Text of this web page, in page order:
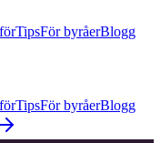
TipsFör byråerBlogg
TipsFör byråerBlogg